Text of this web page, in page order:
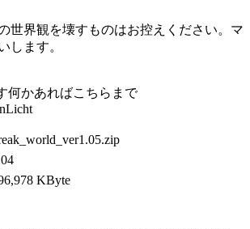
世界観を壊すものはお控えください。マ
します。
何かあればこちらまで
KByte